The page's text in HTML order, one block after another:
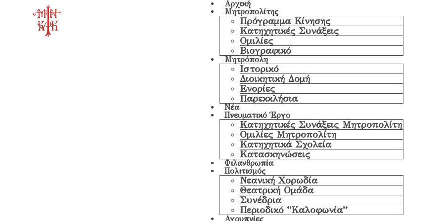
Αρχική
Μητροπολίτης
Πρόγραμμα Κίνησης
Κατηχητικές Συνάξεις
Ομιλίες
Βιογραφικό
Μητρόπολη
Ιστορικό
Διοικητική Δομή
Ενορίες
Παρεκκλήσια
Νέα
Πνευματικό Έργο
Κατηχητικές Συνάξεις Μητροπολίτη
Ομιλίες Μητροπολίτη
Κατηχητικά Σχολεία
Κατασκηνώσεις
Φιλανθρωπία
Πολιτισμός
Νεανική Χορωδία
Θεατρική Ομάδα
Συνέδρια
Περιοδικό “Καλοφωνία”
Αγρυπνίες